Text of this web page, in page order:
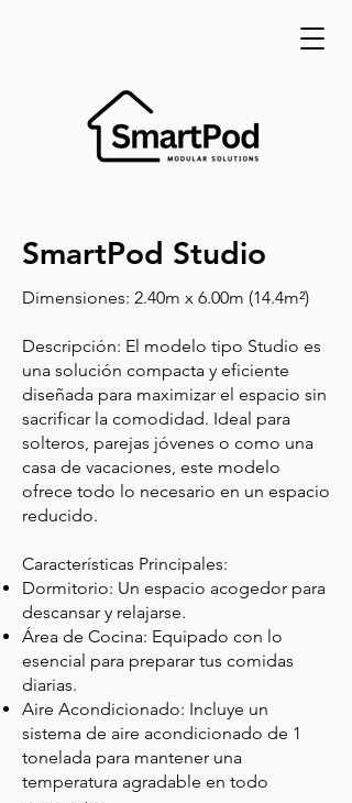
SmartPod Studio
Dimensiones: 2.40m x 6.00m (14.4m²)
Descripción: El modelo tipo Studio es
una solución compacta y eficiente
diseñada para maximizar el espacio sin
sacrificar la comodidad. Ideal para
solteros, parejas jóvenes o como una
casa de vacaciones, este modelo
ofrece todo lo necesario en un espacio
reducido.
Características Principales:
Dormitorio: Un espacio acogedor para
descansar y relajarse.
Área de Cocina: Equipado con lo
esencial para preparar tus comidas
diarias.
Aire Acondicionado: Incluye un
sistema de aire acondicionado de 1
tonelada para mantener una
temperatura agradable en todo